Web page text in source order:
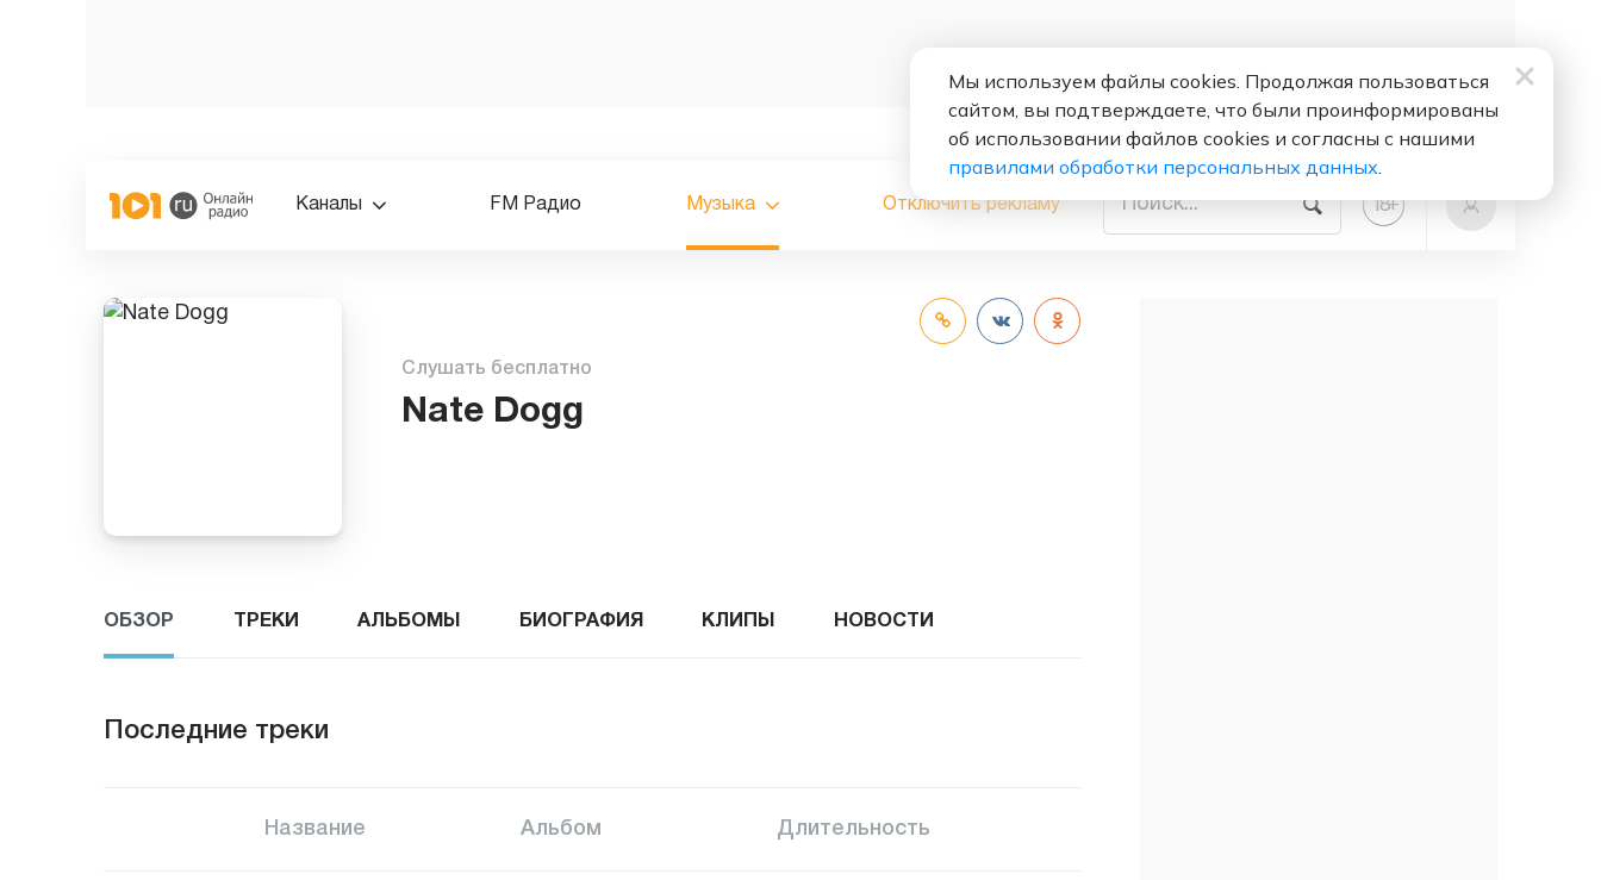
Каналы FM Радио Музыка Отключить рекламу 18+
Слушать бесплатно
Nate Dogg
ОБЗОР ТРЕКИ АЛЬБОМЫ БИОГРАФИЯ КЛИПЫ НОВОСТИ
Последние треки
Название Альбом Длительность
Мы используем файлы cookies. Продолжая пользоваться
сайтом, вы подтверждаете, что были проинформированы
об использовании файлов cookies и согласны с нашими
правилами обработки персональных данных.